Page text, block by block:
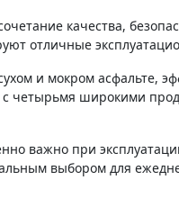
качества,
отличные
и мокром асфальте,
с четырьмя широкими
важно при
выбором для